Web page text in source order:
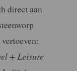
direct aan
+ Leisure